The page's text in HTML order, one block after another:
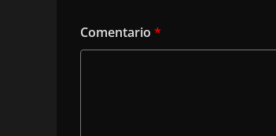
Comentario *